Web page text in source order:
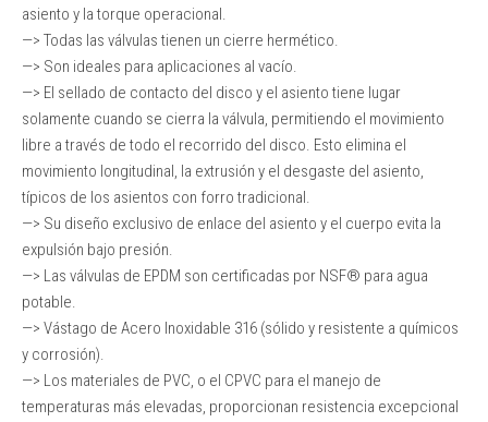
asiento y la torque operacional.
—> Todas las válvulas tienen un cierre hermético.
—> Son ideales para aplicaciones al vacío.
—> El sellado de contacto del disco y el asiento tiene lugar
solamente cuando se cierra la válvula, permitiendo el movimiento
libre a través de todo el recorrido del disco. Esto elimina el
movimiento longitudinal, la extrusión y el desgaste del asiento,
típicos de los asientos con forro tradicional.
—> Su diseño exclusivo de enlace del asiento y el cuerpo evita la
expulsión bajo presión.
—> Las válvulas de EPDM son certificadas por NSF® para agua
potable.
—> Vástago de Acero Inoxidable 316 (sólido y resistente a químicos
y corrosión).
—> Los materiales de PVC, o el CPVC para el manejo de
temperaturas más elevadas, proporcionan resistencia excepcional